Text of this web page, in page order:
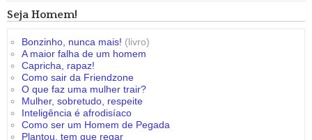
Seja Homem!
Bonzinho, nunca mais! (livro)
A maior falha de um homem
Capricha, rapaz!
Como sair da Friendzone
O que faz uma mulher trair?
Mulher, sobretudo, respeite
Inteligência é afrodisíaco
Como ser um Homem de Pegada
Plantou, tem que regar